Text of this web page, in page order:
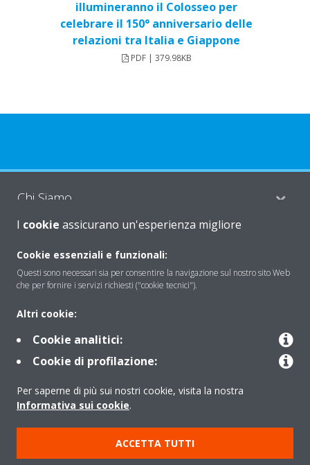
illumineranno il Colosseo per
celebrare il 150° anniversario delle
relazioni tra Italia e Giappone
PDF | 379.98KB
Chi Siamo
Soluzioni
Periodo di supporto definito
Gruppo Daikin Europe
Copyright © Daikin
Cookies Policy
Policy sulla protezione dei dati
I cookie assicurano un'esperienza migliore
Cookie essenziali e funzionali:
Questi sono necessari sia per consentire la navigazione sul nostro sito Web
che per fornire i servizi richiesti ("cookie tecnici").
Altri cookie:
Cookie analitici:
Cookie di profilazione:
Per saperne di più sui nostri cookie, visita la nostra
Informativa sui cookie.
ACCETTA TUTTI